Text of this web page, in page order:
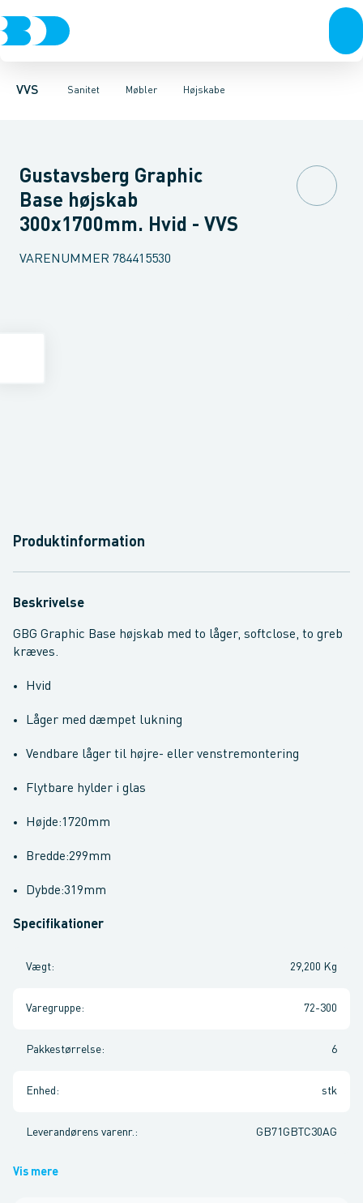
VVS Sanitet
Rør & fittingsPressfittings & rørKuglehaner & ventiler
Møbler
Toiletter, sæder og cisterner VaskeArmaturer
Højskabe
Møbelsæt & pakkerUnderskabeHøjskabe
Gustavsberg Graphic
Base højskab
300x1700mm. Hvid - VVS
VARENUMMER 784415530
Produktinformation
Beskrivelse
GBG Graphic Base højskab med to låger, softclose, to greb
kræves.
Hvid
Låger med dæmpet lukning
Vendbare låger til højre- eller venstremontering
Flytbare hylder i glas
Højde:1720mm
Bredde:299mm
Dybde:319mm
Specifikationer
Vægt: 29,200 Kg
Varegruppe: 72-300
Pakkestørrelse: 6
Enhed : stk
Leverandørens varenr. : GB71GBTC30AG
Vis mere